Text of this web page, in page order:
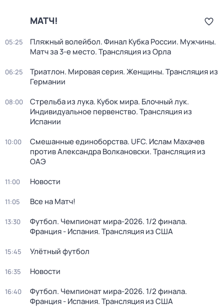
МАТЧ!
05:25
Пляжный волейбол. Финал Кубка России. Мужчины.
Матч за 3-е место. Трансляция из Орла
06:25
Триатлон. Мировая серия. Женщины. Трансляция из
Германии
08:00
Стрельба из лука. Кубок мира. Блочный лук.
Индивидуальное первенство. Трансляция из
Испании
10:00
Смешанные единоборства. UFC. Ислам Махачев
против Александра Волкановски. Трансляция из
ОАЭ
11:00 Новости
11:05 Все на Матч!
13:30
Футбол. Чемпионат мира-2026. 1/2 финала.
Франция - Испания. Трансляция из США
15:45 Улётный футбол
16:35 Новости
16:40
Футбол. Чемпионат мира-2026. 1/2 финала.
Франция - Испания. Трансляция из США